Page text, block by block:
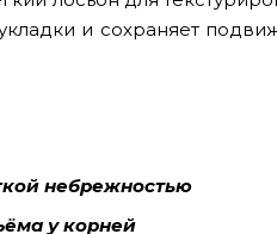
и сохраняет
небрежностью
у корней